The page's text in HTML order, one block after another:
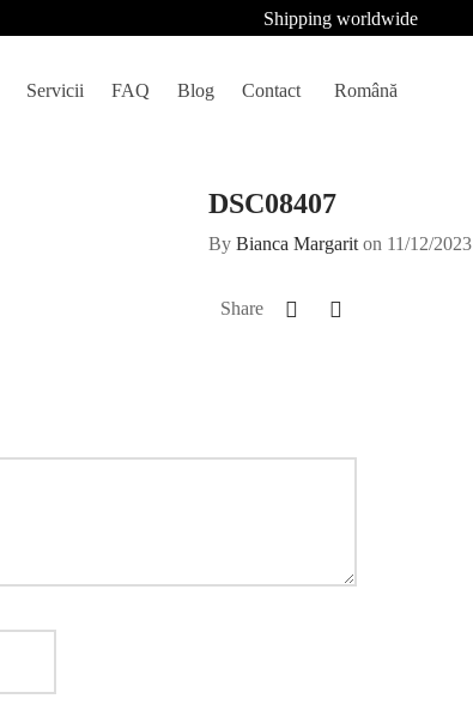
Shipping worldwide
Servicii FAQ Blog Contact Română
DSC08407
By Bianca Margarit on 11/12/2023
Share